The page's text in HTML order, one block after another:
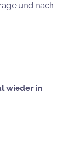
und nach
wieder in